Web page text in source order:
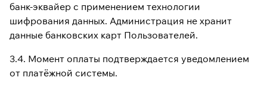
банк-эквайер с применением технологии
шифрования данных. Администрация не хранит
данные банковских карт Пользователей.
3.4. Момент оплаты подтверждается уведомлением
от платёжной системы.